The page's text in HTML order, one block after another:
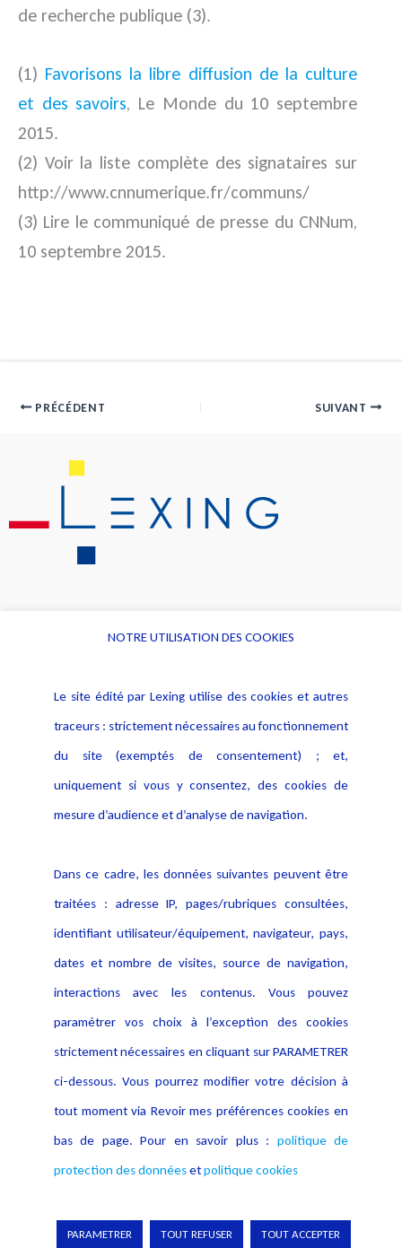
de recherche publique (3).
(1) Favorisons la libre diffusion de la culture
et des savoirs, Le Monde du 10 septembre
2015.
(2) Voir la liste complète des signataires sur
http://www.cnnumerique.fr/communs/
(3) Lire le communiqué de presse du CNNum,
10 septembre 2015.
PRÉCÉDENT SUIVANT
Alerte professionnelle
Déclaration d'accessibilité
Notice Légale
Politique de protection des
données
Publications
Copyright © 2026 Lexing
NOTRE UTILISATION DES COOKIES
Le site édité par Lexing utilise des cookies et autres
traceurs : strictement nécessaires au fonctionnement
du site (exemptés de consentement) ; et,
uniquement si vous y consentez, des cookies de
mesure d’audience et d’analyse de navigation.
Dans ce cadre, les données suivantes peuvent être
traitées : adresse IP, pages/rubriques consultées,
identifiant utilisateur/équipement, navigateur, pays,
dates et nombre de visites, source de navigation,
interactions avec les contenus. Vous pouvez
paramétrer vos choix à l’exception des cookies
strictement nécessaires en cliquant sur PARAMETRER
ci-dessous. Vous pourrez modifier votre décision à
tout moment via Revoir mes préférences cookies en
bas de page. Pour en savoir plus : politique de
protection des donnéesetpolitique cookies
PARAMETRER TOUT REFUSER TOUT ACCEPTER